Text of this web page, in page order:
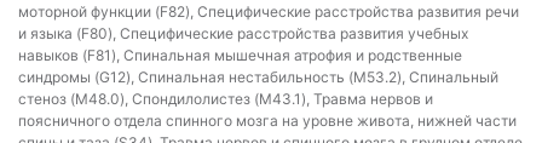
моторной функции (F82), Специфические расстройства развития речи
и языка (F80), Специфические расстройства развития учебных
навыков (F81), Спинальная мышечная атрофия и родственные
синдромы (G12), Спинальная нестабильность (M53.2), Спинальный
стеноз (M48.0), Спондилолистез (M43.1), Травма нервов и
поясничного отдела спинного мозга на уровне живота, нижней части